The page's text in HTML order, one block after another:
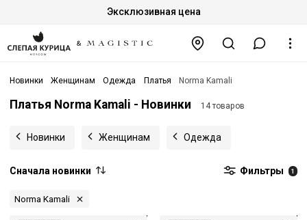
Эксклюзивная цена
Новинки Женщинам Одежда Платья Norma Kamali
Платья Norma Kamali - Новинки 14 товаров
Новинки Женщинам Одежда
Сначала новинки Фильтры 1
Norma Kamali